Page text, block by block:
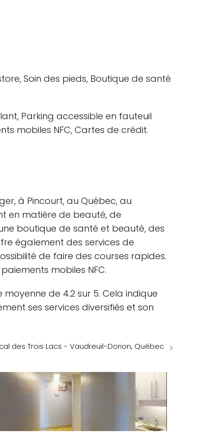
Soin des pieds, Boutique de santé
Parking accessible en fauteuil
mobiles NFC, Cartes de crédit.
à Pincourt, au Québec, au
en matière de beauté, de
boutique de santé et beauté, des
également des services de
de faire des courses rapides.
mobiles NFC.
moyenne de 4.2 sur 5. Cela indique
ses services diversifiés et son
des Trois Lacs - Vaudreuil-Dorion, Québec